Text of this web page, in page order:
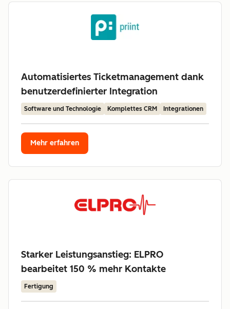
Automatisiertes Ticketmanagement dank
benutzerdefinierter Integration
Software und Technologie Komplettes CRM Integrationen
Mehr erfahren
Starker Leistungsanstieg: ELPRO
bearbeitet 150 % mehr Kontakte
Fertigung